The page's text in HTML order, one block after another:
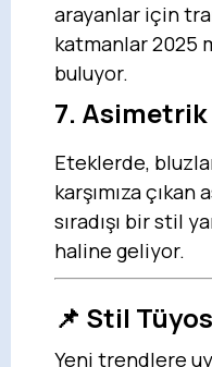
arayanlar için
katmanlar 2025
buluyor.
7.
Eteklerde,
karşımıza
sıradışı bir stil
haline geliyor.
📌 Stil
Yeni trendlere